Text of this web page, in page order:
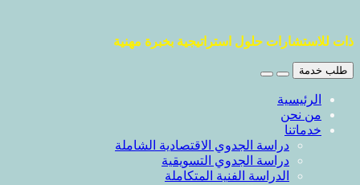
ذات للاستشارات حلول استراتيجية بخبرة مهنية
طلب خدمة
الرئيسية
من نحن
خدماتنا
دراسة الجدوي الاقتصادية الشاملة
دراسة الجدوي التسويقية
الدراسة الفنية المتكاملة